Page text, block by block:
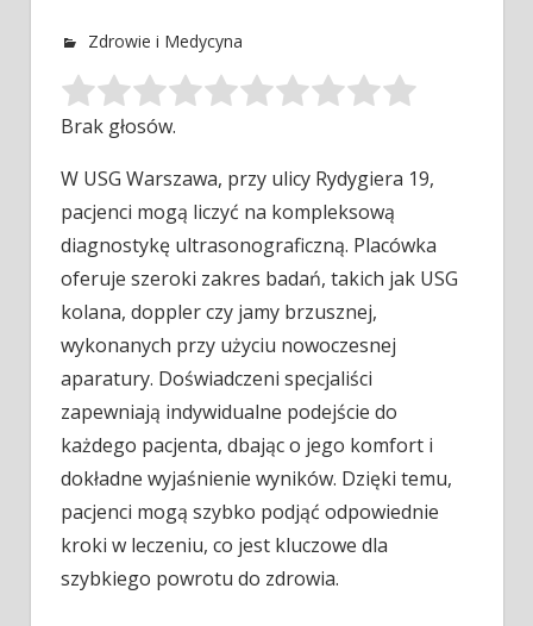
Zdrowie i Medycyna
Brak głosów.
W USG Warszawa, przy ulicy Rydygiera 19,
pacjenci mogą liczyć na kompleksową
diagnostykę ultrasonograficzną. Placówka
oferuje szeroki zakres badań, takich jak USG
kolana, doppler czy jamy brzusznej,
wykonanych przy użyciu nowoczesnej
aparatury. Doświadczeni specjaliści
zapewniają indywidualne podejście do
każdego pacjenta, dbając o jego komfort i
dokładne wyjaśnienie wyników. Dzięki temu,
pacjenci mogą szybko podjąć odpowiednie
kroki w leczeniu, co jest kluczowe dla
szybkiego powrotu do zdrowia.